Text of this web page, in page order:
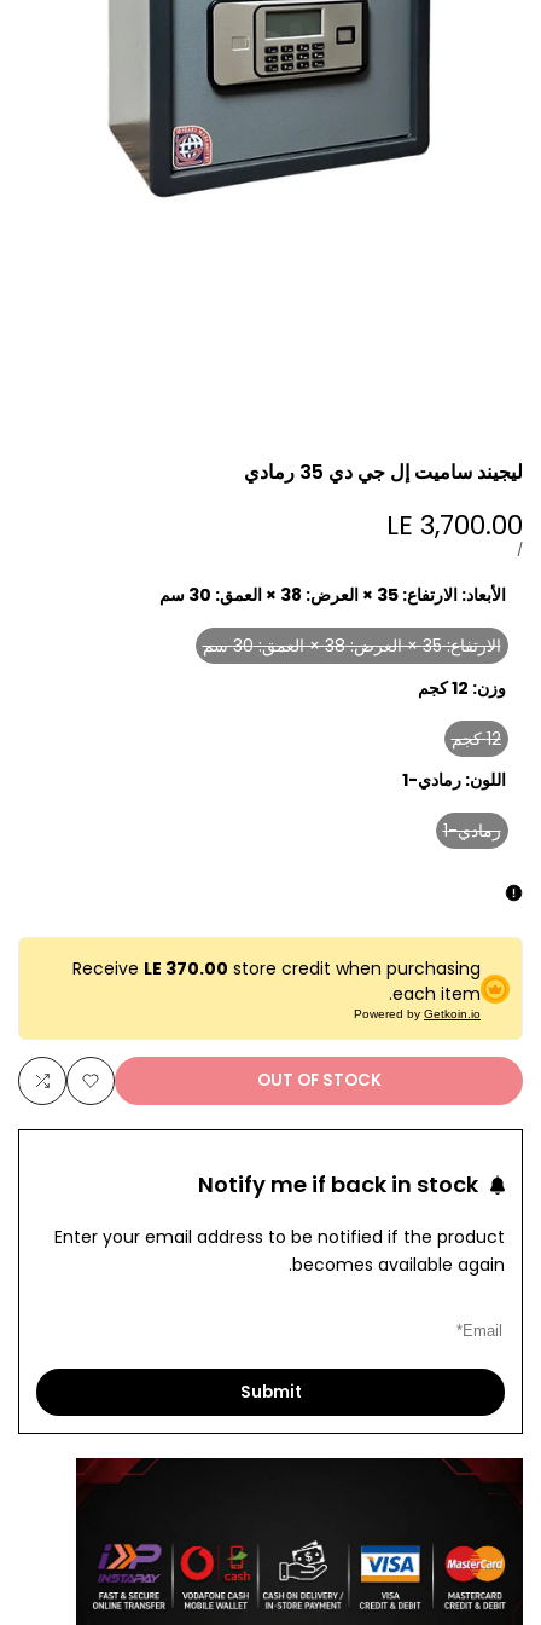
ليجيند ساميت إل جي دي 35 رمادي
Sale
price
LE 3,700.00
UNIT/
الأبعاد:الارتفاع: 35 × العرض: 38 × العمق: 30 سم
Variant
الارتفاع: 35 × العرض: 38 × العمق: 30 سم
وزن: 12 كجم
Variant
out
12 كجم
اللون:رمادي-1
Variantرمادي-1
Receive LE 370.00 store credit when purchasing
each item.
Powered by Getkoin.io
OUT OF STOCK
Add
Add
Notify me if back in stock
Enter your email address to be notified if the product
becomes available again.
Submit